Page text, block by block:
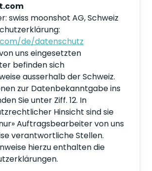
swiss moonshot AG, Schweiz
de/datenschutz
uns eingesetzten
befinden sich
ausserhalb der Schweiz.
zur Datenbekanntgabe ins
Sie unter Ziff. 12. In
Hinsicht sind sie
Auftragsbearbeiter von uns
verantwortliche Stellen.
hierzu enthalten die